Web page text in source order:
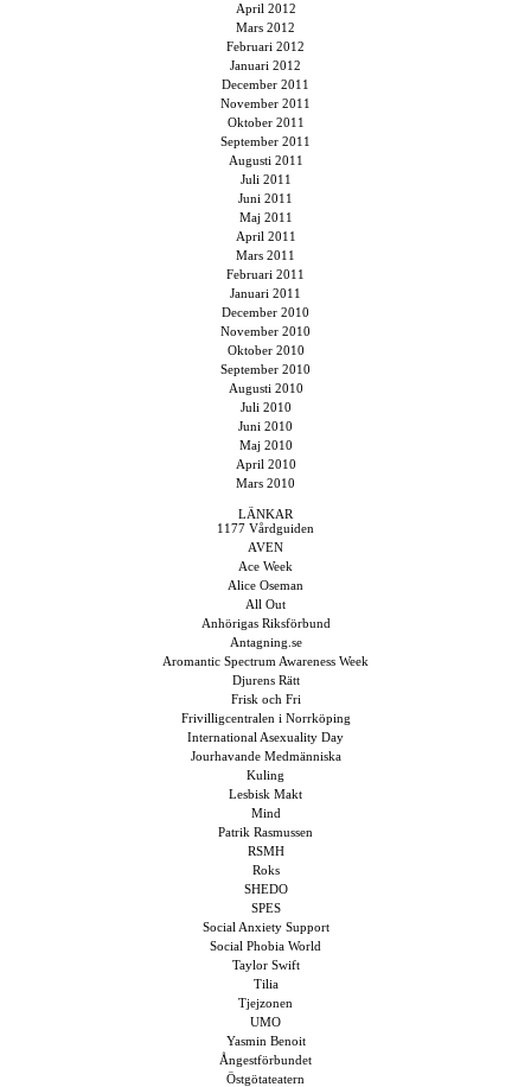
April 2012
Mars 2012
Februari 2012
Januari 2012
December 2011
November 2011
Oktober 2011
September 2011
Augusti 2011
Juli 2011
Juni 2011
Maj 2011
April 2011
Mars 2011
Februari 2011
Januari 2011
December 2010
November 2010
Oktober 2010
September 2010
Augusti 2010
Juli 2010
Juni 2010
Maj 2010
April 2010
Mars 2010
LÄNKAR
1177 Vårdguiden
AVEN
Ace Week
Alice Oseman
All Out
Anhörigas Riksförbund
Antagning.se
Aromantic Spectrum Awareness Week
Djurens Rätt
Frisk och Fri
Frivilligcentralen i Norrköping
International Asexuality Day
Jourhavande Medmänniska
Kuling
Lesbisk Makt
Mind
Patrik Rasmussen
RSMH
Roks
SHEDO
SPES
Social Anxiety Support
Social Phobia World
Taylor Swift
Tilia
Tjejzonen
UMO
Yasmin Benoit
Ångestförbundet
Östgötateatern